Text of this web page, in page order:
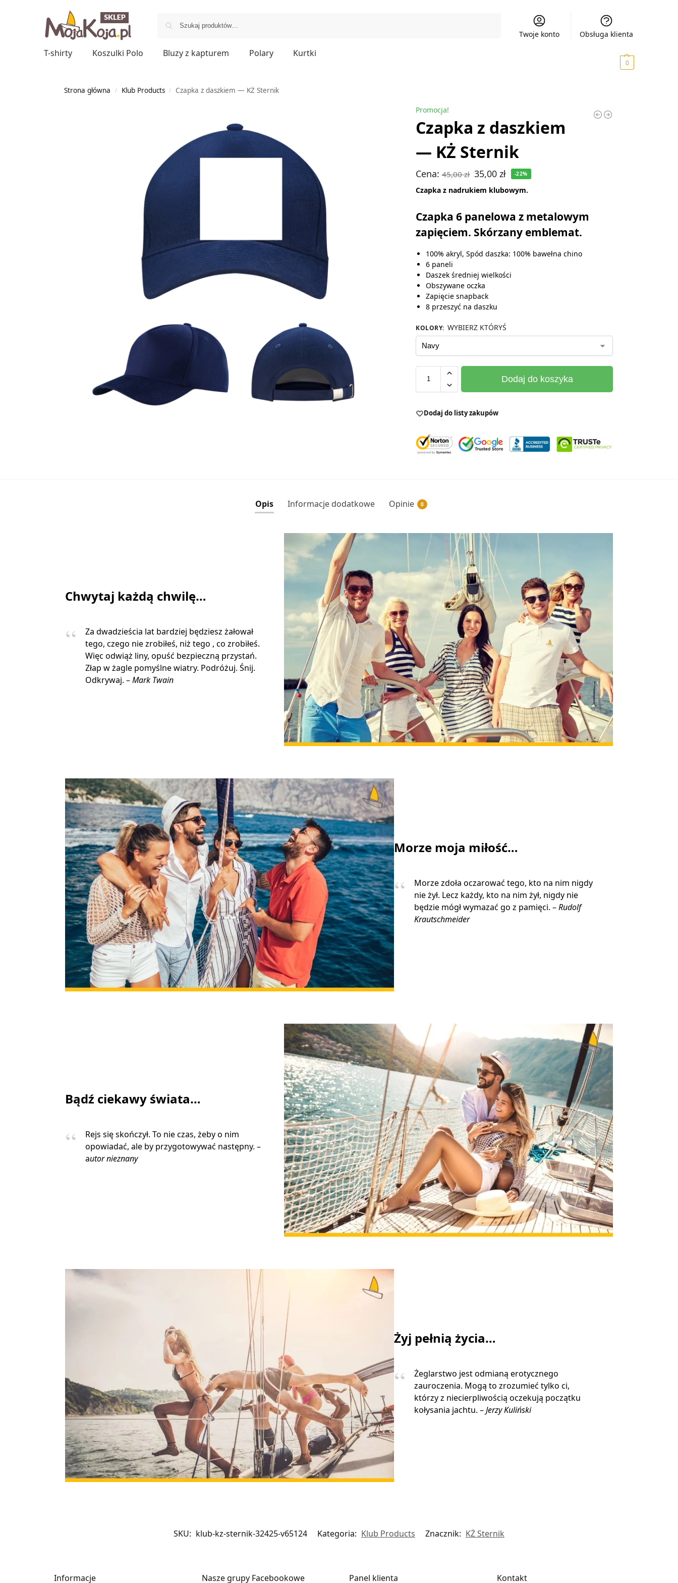
Twoje konto Obsługa klienta
T-shirty Koszulki Polo Bluzy z kapturem Polary
Kurtki
0
Strona główna / Klub Products / Czapka z daszkiem — KŻ Sternik
Promocja!
Czapka z daszkiem
— KŻ Sternik
Cena:45,00zł 35,00 zł -22%
Czapka z nadrukiem klubowym.
Czapka 6 panelowa z metalowym
zapięciem. Skórzany emblemat.
100% akryl, Spód daszka: 100% bawełna chino
6 paneli
Daszek średniej wielkości
Obszywane oczka
Zapięcie snapback
8 przeszyć na daszku
KOLORY: WYBIERZ KTÓRYŚ
Dodaj do koszyka
Dodaj do listy zakupów
Opis Informacje dodatkowe Opinie 0
Chwytaj każdą chwilę…
Za dwadzieścia lat bardziej będziesz żałował
tego, czego nie zrobiłeś, niż tego , co zrobiłeś.
Więc odwiąż liny, opuść bezpieczną przystań.
Złap w żagle pomyślne wiatry. Podróżuj. Śnij.
Odkrywaj. –Mark Twain
Morze moja miłość…
Morze zdoła oczarować tego, kto na nim nigdy
nie żył. Lecz każdy, kto na nim żył, nigdy nie
będzie mógł wymazać go z pamięci. –Rudolf
Krautschmeider
Bądź ciekawy świata…
Rejs się skończył. To nie czas, żeby o nim
opowiadać, ale by przygotowywać następny. –
autor nieznany
Żyj pełnią życia…
Żeglarstwo jest odmianą erotycznego
zauroczenia. Mogą to zrozumieć tylko ci,
którzy z niecierpliwością oczekują początku
kołysania jachtu. –Jerzy Kuliński
SKU: klub-kz-sternik-32425-v65124 Kategoria: Klub Products Znacznik: KŻ Sternik
Informacje Nasze grupy Facebookowe Panel klienta Kontakt